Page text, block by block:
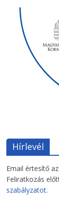
Hírlevél
Email értesítő
Feliratkozás
szabályzatot.